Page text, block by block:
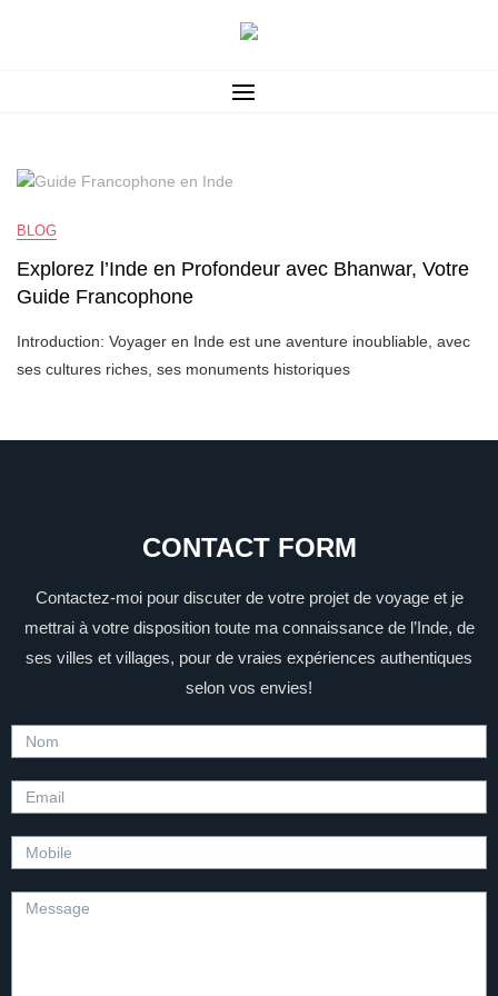
BLOG
BLOG
Explorez l’Inde en Profondeur avec Bhanwar, Votre
Guide Francophone
Introduction: Voyager en Inde est une aventure inoubliable, avec
ses cultures riches, ses monuments historiques
CONTACT FORM
Contactez-moi pour discuter de votre projet de voyage et je
mettrai à votre disposition toute ma connaissance de l’Inde, de
ses villes et villages, pour de vraies expériences authentiques
selon vos envies!